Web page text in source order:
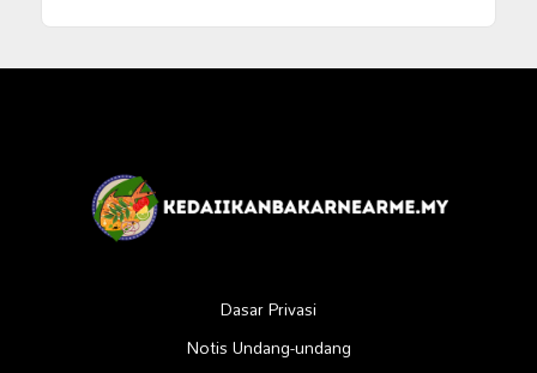
Dasar Privasi
Notis Undang-undang